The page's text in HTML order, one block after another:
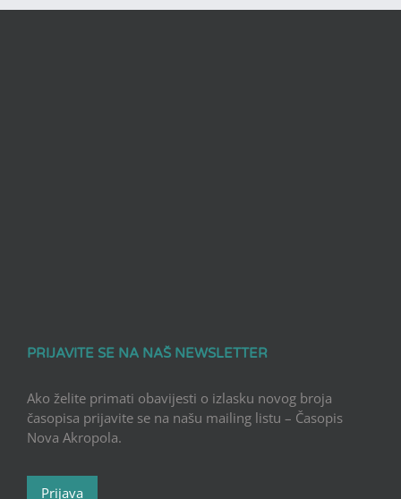
PRIJAVITE SE NA NAŠ NEWSLETTER
Ako želite primati obavijesti o izlasku novog broja
časopisa prijavite se na našu mailing listu – Časopis
Nova Akropola.
Prijava